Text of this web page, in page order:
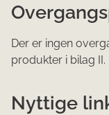
Der er ingen
produkter i bilag II.
Nyttige